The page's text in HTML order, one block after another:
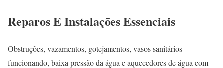
Reparos E Instalações Essenciais
Obstruções, vazamentos, gotejamentos, vasos sanitários
funcionando, baixa pressão da água e aquecedores de água com